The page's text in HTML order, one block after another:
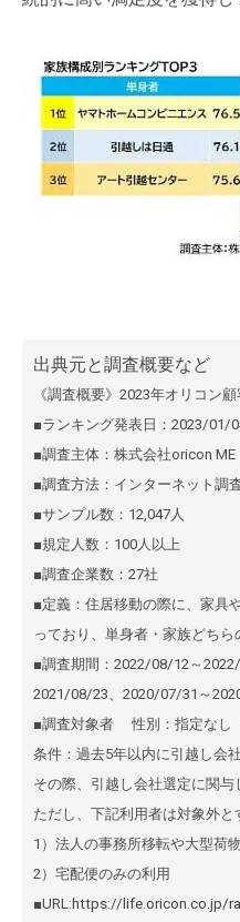
出典元と調査概要など
《調査概要》2023年オリコン
■ランキング発表日：2023/01/
■調査主体：株式会社oricon ME
■調査方法：インターネット調
■サンプル数：12,047人
■規定人数：100人以上
■調査企業数：27社
■定義：住居移動の際に、家具
っており、単身者・家族どち
■調査期間：2022/08/12～
2021/08/23、2020/07/31～
■調査対象者 性別：指定な
条件：過去5年以内に引越し会
その際、引越し会社選定に関
ただし、下記利用者は対象外と
1）法人の事務所移転や大型荷
2）宅配便のみの利用
■URL: https://life.oricon.co.jp/